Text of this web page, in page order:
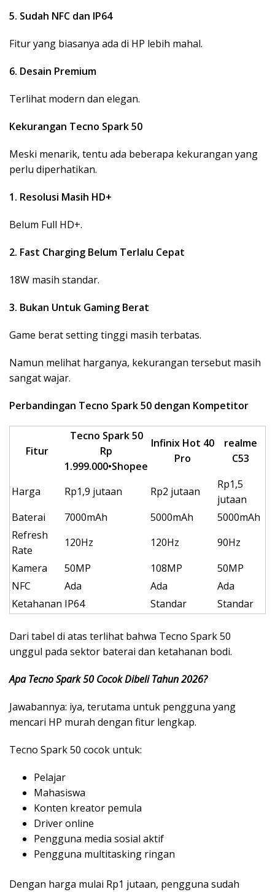
5. Sudah NFC dan IP64
Fitur yang biasanya ada di HP lebih mahal.
6. Desain Premium
Terlihat modern dan elegan.
Kekurangan Tecno Spark 50
Meski menarik, tentu ada beberapa kekurangan yang
perlu diperhatikan.
1. Resolusi Masih HD+
Belum Full HD+.
2. Fast Charging Belum Terlalu Cepat
18W masih standar.
3. Bukan Untuk Gaming Berat
Game berat setting tinggi masih terbatas.
Namun melihat harganya, kekurangan tersebut masih
sangat wajar.
Perbandingan Tecno Spark 50 dengan Kompetitor
Fitur
Tecno Spark 50
Rp
1.999.000•Shopee
Infinix Hot 40
Pro
realme
C53
Harga Rp1,9 jutaan Rp2 jutaan
Rp1,5
jutaan
Baterai
7000mAh 5000mAh
5000mAh
Refresh
Rate
120Hz 120Hz
90Hz
Kamera
50MP 108MP
50MP
NFC
Ada Ada
Ada
Ketahanan IP64 Standar Standar
Dari tabel di atas terlihat bahwa Tecno Spark 50
unggul pada sektor baterai dan ketahanan bodi.
Apa Tecno Spark 50 Cocok Dibeli Tahun 2026?
Jawabannya: iya, terutama untuk pengguna yang
mencari HP murah dengan fitur lengkap.
Tecno Spark 50 cocok untuk:
Pelajar
Mahasiswa
Konten kreator pemula
Driver online
Pengguna media sosial aktif
Pengguna multitasking ringan
Dengan harga mulai Rp1 jutaan, pengguna sudah